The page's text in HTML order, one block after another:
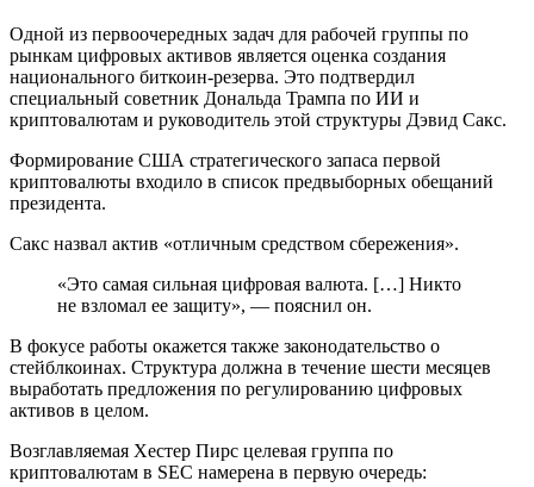
Одной из первоочередных задач для рабочей группы по
рынкам цифровых активов является оценка создания
национального биткоин-резерва. Это подтвердил
специальный советник Дональда Трампа по ИИ и
криптовалютам и руководитель этой структуры Дэвид Сакс.
Формирование США стратегического запаса первой
криптовалюты входило в список предвыборных обещаний
президента.
Сакс назвал актив «отличным средством сбережения».
«Это самая сильная цифровая валюта. […] Никто
не взломал ее защиту», — пояснил он.
В фокусе работы окажется также законодательство о
стейблкоинах. Структура должна в течение шести месяцев
выработать предложения по регулированию цифровых
активов в целом.
Возглавляемая Хестер Пирс целевая группа по
криптовалютам в SEC намерена в первую очередь: